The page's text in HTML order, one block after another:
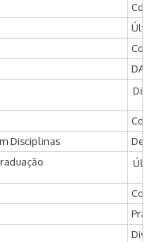
Disciplinas